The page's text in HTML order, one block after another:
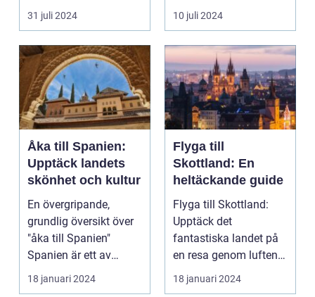
31 juli 2024 10 juli 2024
Åka till Spanien:
Upptäck landets
skönhet och kultur
En övergripande,
grundlig översikt över
"åka till Spanien"
Spanien är ett av
Europas mest
populära ...
18 januari 2024
Flyga till
Skottland: En
heltäckande guide
Flyga till Skottland:
Upptäck det
fantastiska landet på
en resa genom luften
Introduktion: Att flyg...
18 januari 2024